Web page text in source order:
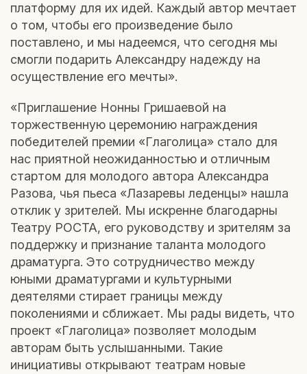
платформу для их идей. Каждый автор мечтает
о том, чтобы его произведение было
поставлено, и мы надеемся, что сегодня мы
смогли подарить Александру надежду на
осуществление его мечты».
«Приглашение Нонны Гришаевой на
торжественную церемонию награждения
победителей премии «Глаголица» стало для
нас приятной неожиданностью и отличным
стартом для молодого автора Александра
Разова, чья пьеса «Лазаревы леденцы» нашла
отклик у зрителей. Мы искренне благодарны
Театру РОСТА, его руководству и зрителям за
поддержку и признание таланта молодого
драматурга. Это сотрудничество между
юными драматургами и культурными
деятелями стирает границы между
поколениями и сближает. Мы рады видеть, что
проект «Глаголица» позволяет молодым
авторам быть услышанными. Такие
инициативы открывают театрам новые